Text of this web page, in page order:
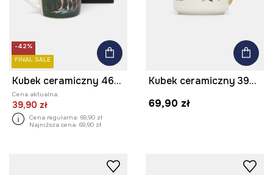
-42%
FINAL SALE
Kubek ceramiczny 460 ml wzorzysty
Cena aktualna:
39,90 zł
Cena regularna: 69,90 zł
Najniższa cena: 69,90 zł
Kubek ceramiczny 390 ml z ozdobnym wzorem
69,90 zł